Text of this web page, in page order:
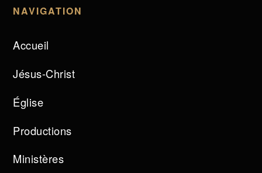
NAVIGATION
Accueil
Jésus-Christ
Église
Productions
Ministères